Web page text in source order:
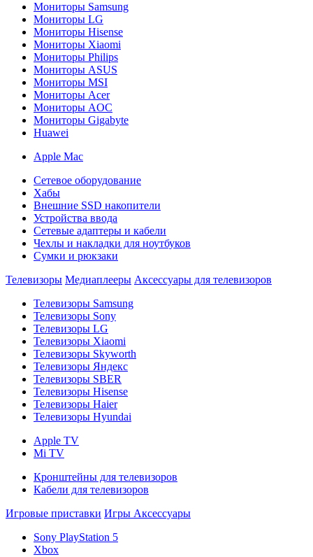
Мониторы Samsung
Мониторы LG
Мониторы Hisense
Мониторы Xiaomi
Мониторы Philips
Мониторы ASUS
Мониторы MSI
Мониторы Acer
Мониторы AOC
Мониторы Gigabyte
Huawei
Apple Mac
Сетевое оборудование
Хабы
Внешние SSD накопители
Устройства ввода
Сетевые адаптеры и кабели
Чехлы и накладки для ноутбуков
Сумки и рюкзаки
Телевизоры Медиаплееры Аксессуары для телевизоров
Телевизоры Samsung
Телевизоры Sony
Телевизоры LG
Телевизоры Xiaomi
Телевизоры Skyworth
Телевизоры Яндекс
Телевизоры SBER
Телевизоры Hisense
Телевизоры Haier
Телевизоры Hyundai
Apple TV
Mi TV
Кронштейны для телевизоров
Кабели для телевизоров
Игровые приставки Игры Аксессуары
Sony PlayStation 5
Xbox